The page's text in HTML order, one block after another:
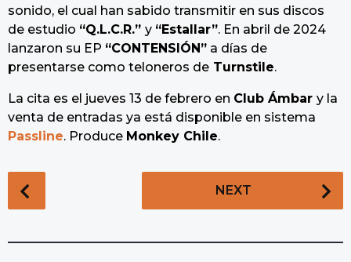
sonido, el cual han sabido transmitir en sus discos
de estudio “Q.L.C.R.” y “Estallar”. En abril de 2024
lanzaron su EP “CONTENSIÓN” a días de
presentarse como teloneros de Turnstile.
La cita es el jueves 13 de febrero en Club Ámbar y la
venta de entradas ya está disponible en sistema
Passline. Produce Monkey Chile.
o
t
NEXT